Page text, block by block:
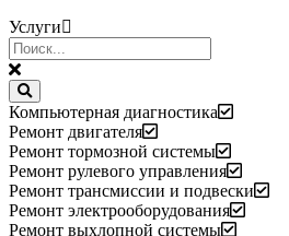
Услуги
Компьютерная диагностика
Ремонт двигателя
Ремонт тормозной системы
Ремонт рулевого управления
Ремонт трансмиссии и подвески
Ремонт электрооборудования
Ремонт выхлопной системы